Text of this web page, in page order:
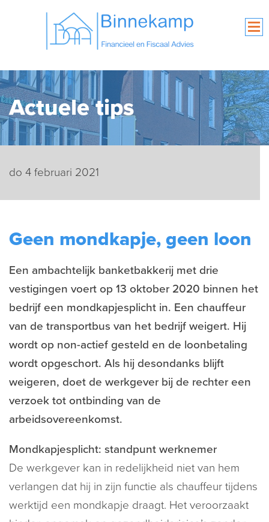
Actuele tips
do 4 februari 2021
Geen mondkapje, geen loon
Een ambachtelijk banketbakkerij met drie
vestigingen voert op 13 oktober 2020 binnen het
bedrijf een mondkapjesplicht in. Een chauffeur
van de transportbus van het bedrijf weigert. Hij
wordt op non-actief gesteld en de loonbetaling
wordt opgeschort. Als hij desondanks blijft
weigeren, doet de werkgever bij de rechter een
verzoek tot ontbinding van de
arbeidsovereenkomst.
Mondkapjesplicht: standpunt werknemer
De werkgever kan in redelijkheid niet van hem
verlangen dat hij in zijn functie als chauffeur tijdens
werktijd een mondkapje draagt. Het veroorzaakt